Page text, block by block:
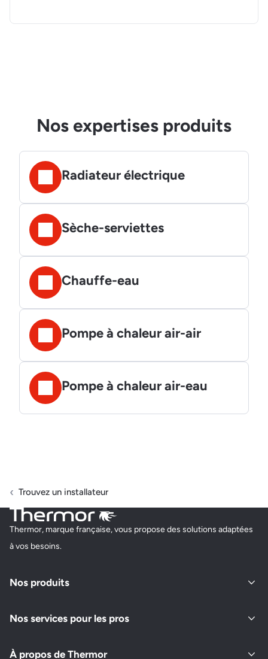
Nos expertises produits
Radiateur électrique
Sèche-serviettes
Chauffe-eau
Pompe à chaleur air-air
Pompe à chaleur air-eau
Trouvez un installateur
Thermor, marque française, vous propose des solutions adaptées
à vos besoins.
Nos produits
Nos services pour les pros
À propos de Thermor